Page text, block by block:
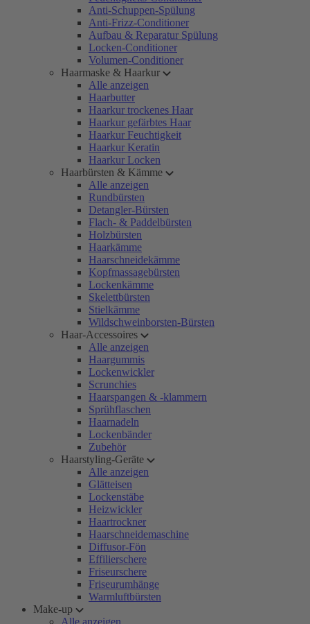
Anti-Schuppen-Spülung
Anti-Frizz-Conditioner
Aufbau & Reparatur Spülung
Locken-Conditioner
Volumen-Conditioner
Haarmaske & Haarkur
Alle anzeigen
Haarbutter
Haarkur trockenes Haar
Haarkur gefärbtes Haar
Haarkur Feuchtigkeit
Haarkur Keratin
Haarkur Locken
Haarbürsten & Kämme
Alle anzeigen
Rundbürsten
Detangler-Bürsten
Flach- & Paddelbürsten
Holzbürsten
Haarkämme
Haarschneidekämme
Kopfmassagebürsten
Lockenkämme
Skelettbürsten
Stielkämme
Wildschweinborsten-Bürsten
Haar-Accessoires
Alle anzeigen
Haargummis
Lockenwickler
Scrunchies
Haarspangen & -klammern
Sprühflaschen
Haarnadeln
Lockenbänder
Zubehör
Haarstyling-Geräte
Alle anzeigen
Glätteisen
Lockenstäbe
Heizwickler
Haartrockner
Haarschneidemaschine
Diffusor-Fön
Effilierschere
Friseurschere
Friseurumhänge
Warmluftbürsten
Make-up
Alle anzeigen